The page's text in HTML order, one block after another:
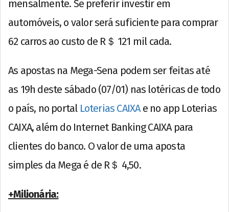
mensalmente. Se preferir investir em
automóveis, o valor será suficiente para comprar
62 carros ao custo de R＄ 121 mil cada.
As apostas na Mega-Sena podem ser feitas até
as 19h deste sábado (07/01) nas lotéricas de todo
o país, no portal Loterias CAIXA e no app Loterias
CAIXA, além do Internet Banking CAIXA para
clientes do banco. O valor de uma aposta
simples da Mega é de R＄ 4,50.
+Milionária: